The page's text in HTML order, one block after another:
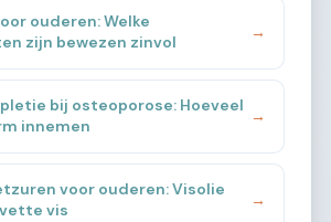
ouderen: Welke
zijn bewezen zinvol
→
bij osteoporose: Hoeveel
innemen
→
voor ouderen: Visolie
vis
→